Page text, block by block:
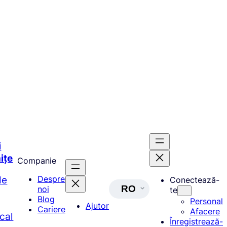
Companie
Despre
noi
Blog
Cariere
Ajutor
RO
Conectează-
te
Personal
Afacere
Înregistrează-